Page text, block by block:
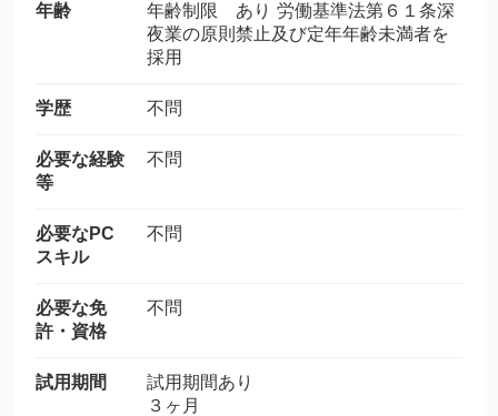
年齢
年齢制限 あり 労働基準法第６１条深
夜業の原則禁止及び定年年齢未満者を
採用
学歴 不問
必要な経験
等
不問
必要なPC
スキル
不問
必要な免
許・資格
不問
試用期間
試用期間あり
３ヶ月